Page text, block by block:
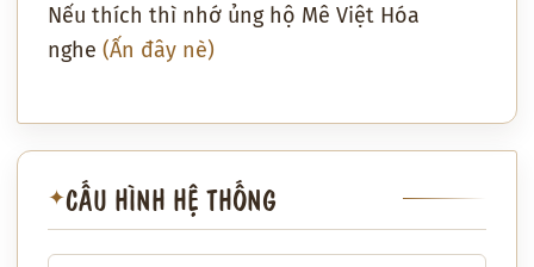
Nếu thích thì nhớ ủng hộ Mê Việt Hóa
nghe (Ấn đây nè)
✦CẤU HÌNH HỆ THỐNG